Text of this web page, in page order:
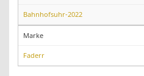
Bahnhofsuhr-2022
Marke
Faderr